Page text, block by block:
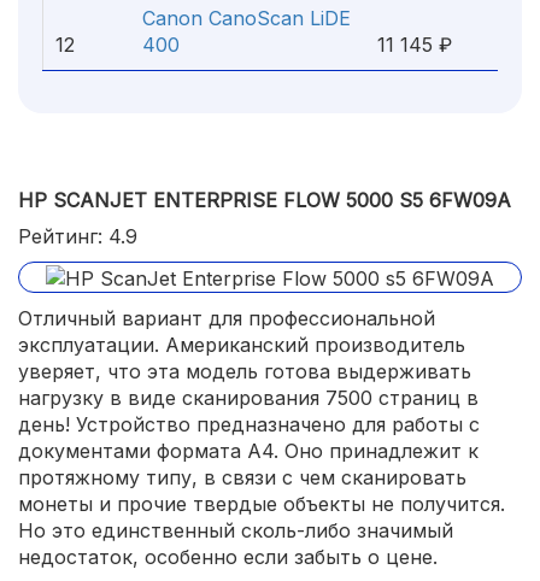
12
Canon CanoScan LiDE
400
11 145 ₽
HP SCANJET ENTERPRISE FLOW 5000 S5 6FW09A
Рейтинг: 4.9
Отличный вариант для профессиональной
эксплуатации. Американский производитель
уверяет, что эта модель готова выдерживать
нагрузку в виде сканирования 7500 страниц в
день! Устройство предназначено для работы с
документами формата A4. Оно принадлежит к
протяжному типу, в связи с чем сканировать
монеты и прочие твердые объекты не получится.
Но это единственный сколь-либо значимый
недостаток, особенно если забыть о цене.